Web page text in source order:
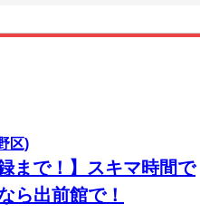
区)
まで！】スキマ時間で
ら出前館で！